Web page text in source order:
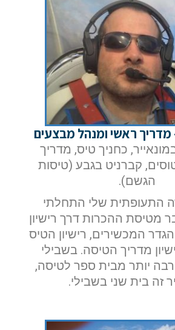
מדריך ראשי ומנהל מבצעים
כחניך טיס, מדריך
קברניט בגבע (טיסות
הגשם).
התעופתית שלי התחלתי
מטיסת ההכרות דרך רישיון
המכשירים, רישיון הטיס
מדריך הטיסה.בשבילי
יותר מבית ספר לטיסה,
זה בית שני בשבילי.